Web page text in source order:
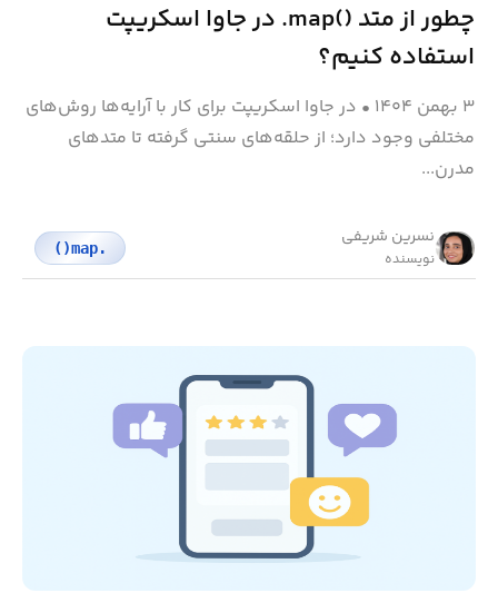
چطور از متد ‎.map()‎ در جاوا اسکریپت
استفاده کنیم؟
۳ بهمن ۱۴۰۴ • در جاوا اسکریپت برای کار با آرایه‌ها روش‌های
مختلفی وجود دارد؛ از حلقه‌های سنتی گرفته تا متدهای
مدرن...
نسرین شریفی
نویسنده
.map()